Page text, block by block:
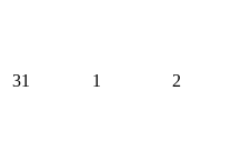
31 1 2